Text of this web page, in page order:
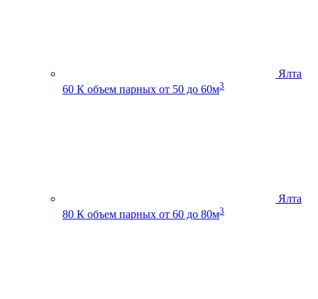
Ялта
60 К объем парных от 50 до 60м3
Ялта
80 К объем парных от 60 до 80м3